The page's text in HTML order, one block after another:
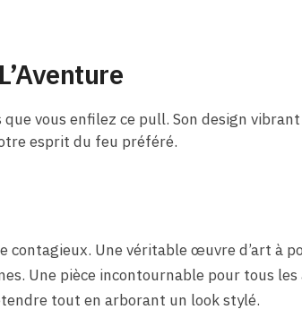
vous enfilez ce pull. Son design
esprit du feu préféré.
contagieux. Une véritable œuvre d’art à
Une pièce incontournable pour tous les
tout en arborant un look stylé.